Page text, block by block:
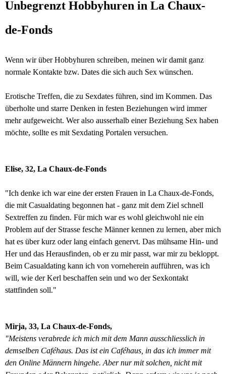
Unbegrenzt Hobbyhuren in La Chaux-
de-Fonds
Wenn wir über Hobbyhuren schreiben, meinen wir damit ganz
normale Kontakte bzw. Dates die sich auch Sex wünschen.
Erotische Treffen, die zu Sexdates führen, sind im Kommen. Das
überholte und starre Denken in festen Beziehungen wird immer
mehr aufgeweicht. Wer also ausserhalb einer Beziehung Sex haben
möchte, sollte es mit Sexdating Portalen versuchen.
Elise, 32, La Chaux-de-Fonds
"Ich denke ich war eine der ersten Frauen in La Chaux-de-Fonds,
die mit Casualdating begonnen hat - ganz mit dem Ziel schnell
Sextreffen zu finden. Für mich war es wohl gleichwohl nie ein
Problem auf der Strasse fesche Männer kennen zu lernen, aber mich
hat es über kurz oder lang einfach genervt. Das mühsame Hin- und
Her und das Herausfinden, ob er zu mir passt, war mir zu bekloppt.
Beim Casualdating kann ich von vorneherein aufführen, was ich
will, wie der Kerl beschaffen sein und wo der Sexkontakt
stattfinden soll."
Mirja, 33, La Chaux-de-Fonds,
"Meistens verabrede ich mich mit dem Mann ausschliesslich in
demselben Caféhaus. Das ist ein Caféhaus, in das ich immer mit
den Online Männern hingehe. Aber nur mit solchen, nicht mit